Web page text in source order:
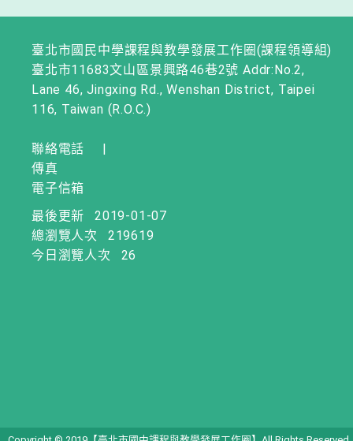
臺北市國民中學課程與教學發展工作圈(課程領導組)
臺北市11683文山區景興路46巷2號 Addr:No.2,
Lane 46, Jingxing Rd., Wenshan District, Taipei
116, Taiwan (R.O.C.)
聯絡電話
|
傳真
電子信箱
最後更新
2019-01-07
總瀏覽人次
219619
今日瀏覽人次
26